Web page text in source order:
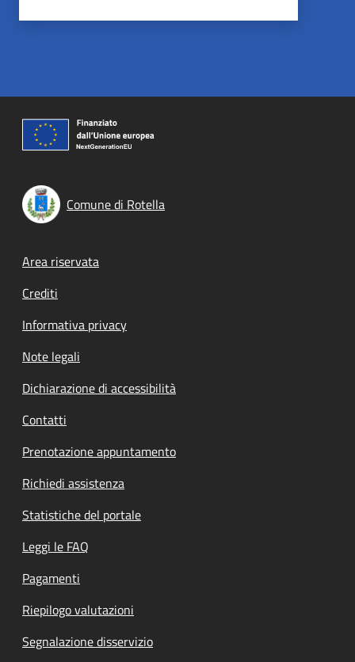
Comune di Rotella
Footer menu
Area riservata
Crediti
Informativa privacy
Note legali
Dichiarazione di accessibilità
Contatti
Prenotazione appuntamento
Richiedi assistenza
Statistiche del portale
Leggi le FAQ
Pagamenti
Riepilogo valutazioni
Segnalazione disservizio